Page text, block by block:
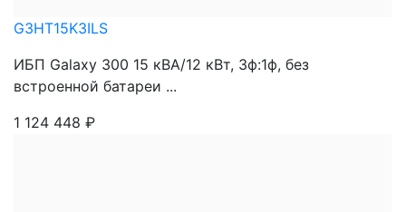
G3HT15K3ILS
ИБП Galaxy 300 15 кВА/12 кВт, 3ф:1ф, без
встроенной батареи ...
1 124 448 ₽